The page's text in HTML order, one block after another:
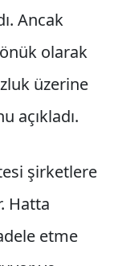
Ancak
olarak
üzerine
açıkladı.
şirketlere
Hatta
etme